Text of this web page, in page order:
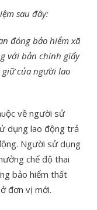
sau đây:
đóng bảo hiểm xã
với bản chính giấy
của người lao
về người sử
dụng lao động trả
Người sử dụng
chế độ thai
bảo hiểm thất
đơn vị mới.